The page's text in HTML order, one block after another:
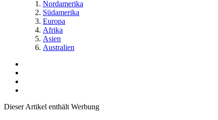
Nordamerika
Südamerika
Europa
Afrika
Asien
Australien
Dieser Artikel enthält Werbung